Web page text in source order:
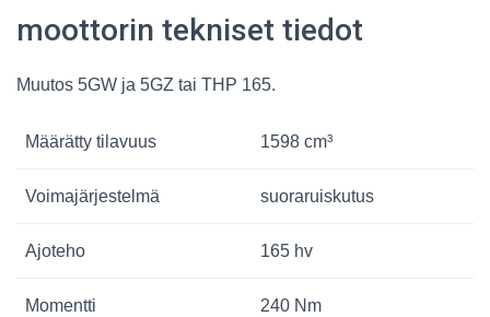
moottorin tekniset tiedot
Muutos 5GW ja 5GZ tai THP 165.
Määrätty tilavuus 1598 cm³
Voimajärjestelmä suoraruiskutus
Ajoteho 165 hv
Momentti 240 Nm